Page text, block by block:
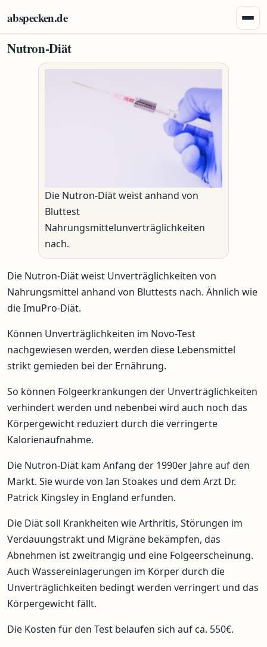
abspecken.de
Nutron-Diät
Die Nutron-Diät weist anhand von
Bluttest
Nahrungsmittelunverträglichkeiten
nach.
Die Nutron-Diät weist Unverträglichkeiten von
Nahrungsmittel anhand von Bluttests nach. Ähnlich wie
die ImuPro-Diät.
Können Unverträglichkeiten im Novo-Test
nachgewiesen werden, werden diese Lebensmittel
strikt gemieden bei der Ernährung.
So können Folgeerkrankungen der Unverträglichkeiten
verhindert werden und nebenbei wird auch noch das
Körpergewicht reduziert durch die verringerte
Kalorienaufnahme.
Die Nutron-Diät kam Anfang der 1990er Jahre auf den
Markt. Sie wurde von Ian Stoakes und dem Arzt Dr.
Patrick Kingsley in England erfunden.
Die Diät soll Krankheiten wie Arthritis, Störungen im
Verdauungstrakt und Migräne bekämpfen, das
Abnehmen ist zweitrangig und eine Folgeerscheinung.
Auch Wassereinlagerungen im Körper durch die
Unverträglichkeiten bedingt werden verringert und das
Körpergewicht fällt.
Die Kosten für den Test belaufen sich auf ca. 550€.